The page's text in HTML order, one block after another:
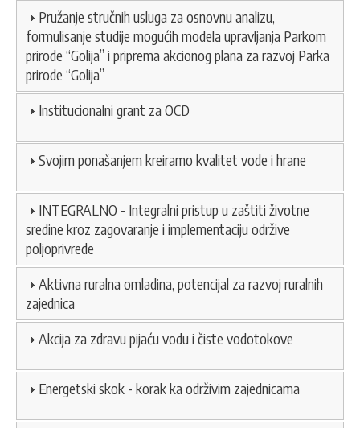
Pružanje stručnih usluga za osnovnu analizu,
formulisanje studije mogućih modela upravljanja Parkom
prirode “Golija” i priprema akcionog plana za razvoj Parka
prirode “Golija”
Institucionalni grant za OCD
Svojim ponašanjem kreiramo kvalitet vode i hrane
INTEGRALNO - Integralni pristup u zaštiti životne
sredine kroz zagovaranje i implementaciju održive
poljoprivrede
Aktivna ruralna omladina, potencijal za razvoj ruralnih
zajednica
Akcija za zdravu pijaću vodu i čiste vodotokove
Energetski skok - korak ka održivim zajednicama